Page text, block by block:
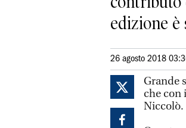
edizione è
26 agosto 2018
Grande
che con
Niccolò.